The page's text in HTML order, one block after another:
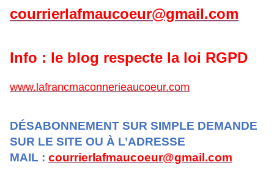
courrierlafmaucoeur@gmail.com
Info : le blog respecte la loi RGPD
www.lafrancmaconnerieaucoeur.com
DÉSABONNEMENT SUR SIMPLE DEMANDE
SUR LE SITE OU À L’ADRESSE
MAIL : courrierlafmaucoeur@gmail.com